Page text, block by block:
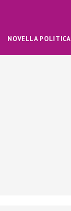
NOVELLA POLITICA